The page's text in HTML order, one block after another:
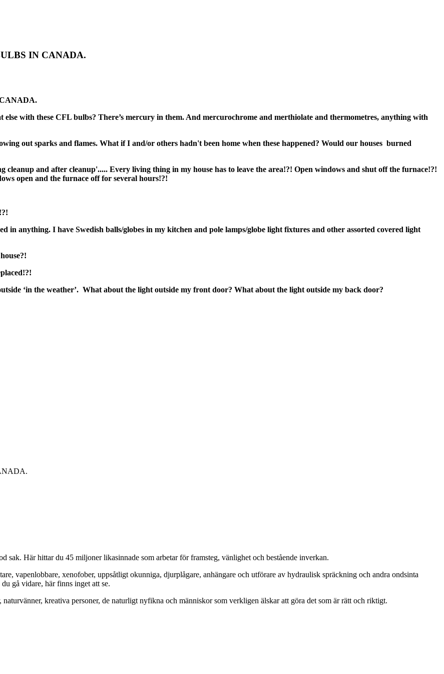
IN CANADA.
with these CFL bulbs? There’s mercury in them. And mercurochrome and merthiolate and thermometres, anything with
out sparks and flames. What if I and/or others hadn't been home when these happened? Would our houses burned
cleanup and after cleanup'..... Every living thing in my house has to leave the area!?! Open windows and shut off the furnace!?!
open and the furnace off for several hours!?!
in anything. I have Swedish balls/globes in my kitchen and pole lamps/globe light fixtures and other assorted covered light
‘in the weather’. What about the light outside my front door? What about the light outside my back door?
sak. Här hittar du 45 miljoner likasinnade som arbetar för framsteg, vänlighet och bestående inverkan.
vapenlobbare, xenofober, uppsåtligt okunniga, djurplågare, anhängare och utförare av hydraulisk spräckning och andra ondsinta
gå vidare, här finns inget att se.
kreativa personer, de naturligt nyfikna och människor som verkligen älskar att göra det som är rätt och riktigt.